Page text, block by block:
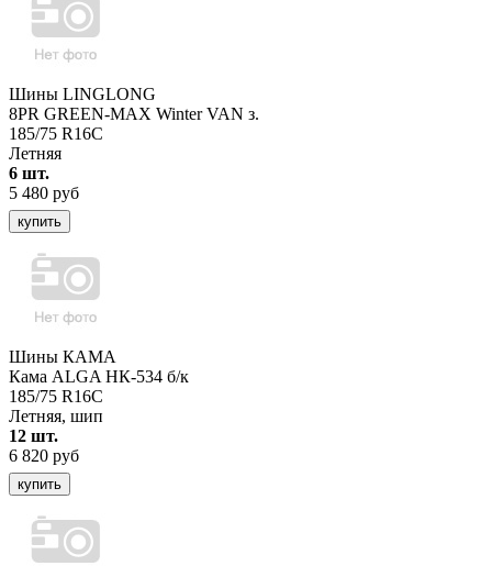
Шины LINGLONG
8PR GREEN-MAX Winter VAN з.
185/75 R16C
Летняя
6 шт.
5 480 руб
купить
Шины КАМА
Кама ALGA НК-534 б/к
185/75 R16C
Летняя, шип
12 шт.
6 820 руб
купить